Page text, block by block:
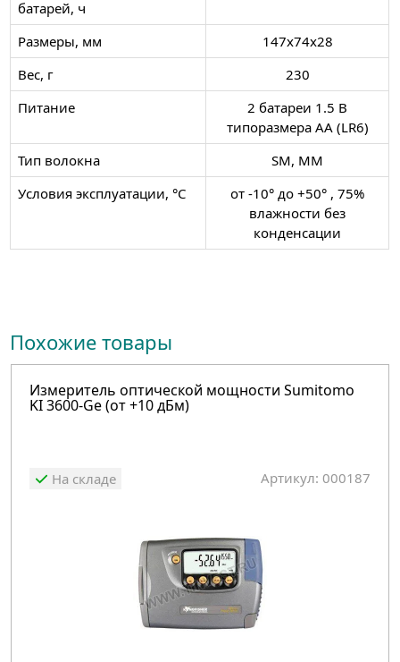
батарей, ч
Размеры, мм
147х74х28
Вес, г
230
Питание
2 батареи 1.5 В
типоразмера АА (LR6)
Тип волокна
SM, MM
Условия эксплуатации, °C
от -10° до +50° , 75%
влажности без
конденсации
Похожие товары
Измеритель оптической мощности Sumitomo
KI 3600-Ge (от +10 дБм)
На складе Артикул: 000187